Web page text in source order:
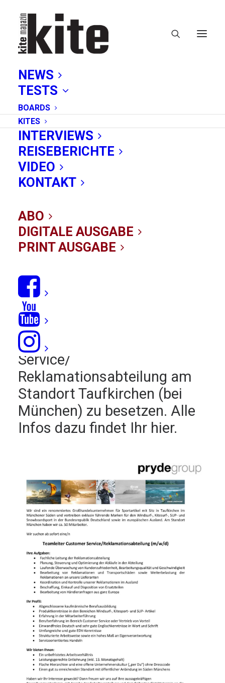
NEWS
TESTS
BOARDS
KITES
INTERVIEWS
REISEBERICHTE
VIDEO
KONTAKT
ABO
DIGITALE AUSGABE
PRINT AUSGABE
Jobs in der
Group
24/01/2020 | INNEWS | BY KITE-REDAKTION
Lust auf einen Job in der
Kite-Industrie? Die
Group
Teamleiter Customer
Service/
Reklamationsabteilung am
Standort Taufkirchen (bei
München) zu besetzen. Alle
Infos dazu findet Ihr hier.